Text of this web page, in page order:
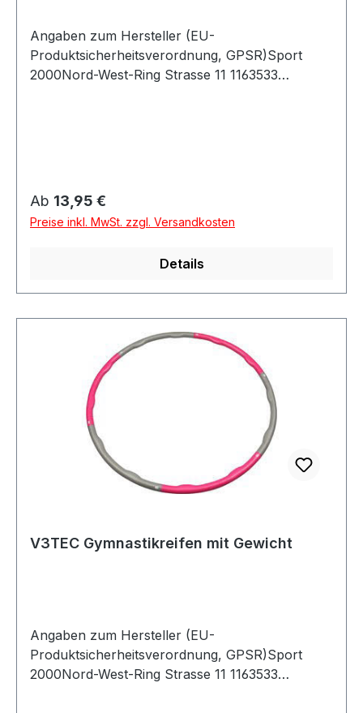
Angaben zum Hersteller (EU-
Produktsicherheitsverordnung, GPSR)Sport
2000Nord-West-Ring Strasse 11 1163533
Regulärer Preis:
Ab 13,95 €
Preise inkl. MwSt. zzgl. Versandkosten
Details
V3TEC Gymnastikreifen mit Gewicht
Angaben zum Hersteller (EU-
Produktsicherheitsverordnung, GPSR)Sport
2000Nord-West-Ring Strasse 11 1163533